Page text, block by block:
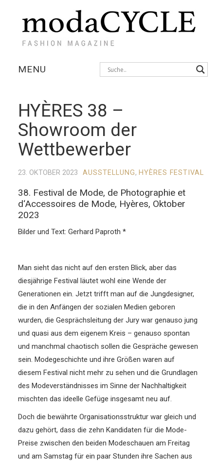
MENU
AUSSTELLUNGEN
FOTOSTRECKEN
INTERVIEWS
HYÈRES 38 –
Showroom der
Wettbewerber
23. OKTOBER 2023 AUSSTELLUNG, HYÈRES FESTIVAL
38. Festival de Mode, de Photographie et
d‘Accessoires de Mode, Hyères, Oktober
2023
Bilder und Text: Gerhard Paproth *
Man sieht das nicht auf den ersten Blick, aber das
diesjährige Festival läutet wohl eine Wende der
Generationen ein. Jetzt trifft man auf die Jungdesigner,
die in den Anfängen der sozialen Medien geboren
wurden, die Gesprächsleitung der Jury war genauso jung
und quasi aus dem eigenem Kreis – genauso spontan
und manchmal chaotisch sollen die Gespräche gewesen
sein.Modegeschichte und ihre Größen waren auf
diesem Festival nicht mehr zu sehen und die Grundlagen
des Modeverständnisses im Sinne der Nachhaltigkeit
mischten das ideelle Gefüge insgesamt neu auf.
Doch die bewährte Organisationsstruktur war gleich und
dazu gehört, dass die zehn Kandidaten für die Mode-
Preise zwischen den beiden Modeschauen am Freitag
und am Samstag für ein paar Stunden ihre Sachen aus